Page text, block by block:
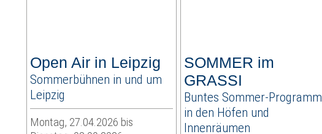
Open Air in Leipzig
Sommerbühnen in und um
Leipzig
Montag, 27.04.2026 bis
SOMMER im
GRASSI
Buntes Sommer-Programm
in den Höfen und
Innenräumen